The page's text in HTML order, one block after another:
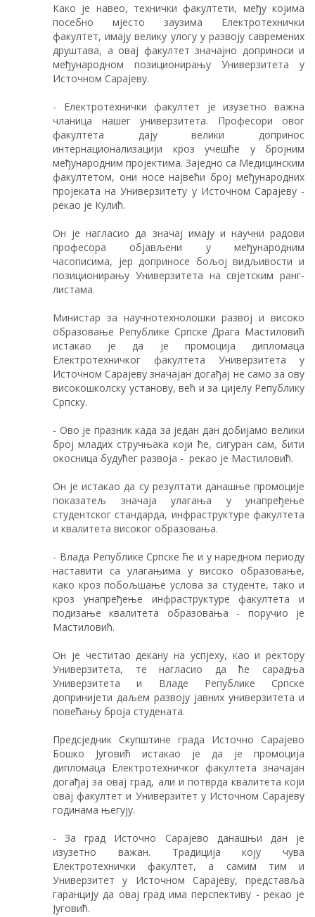
Како је навео, технички факултети, међу којима
посебно мјесто заузима Електротехнички
факултет, имају велику улогу у развоју савремених
друштава, а овај факултет значајно доприноси и
међународном позиционирању Универзитета у
Источном Сарајеву.
- Електротехнички факултет је изузетно важна
чланица нашег универзитета. Професори овог
факултета дају велики допринос
интернационализацији кроз учешће у бројним
међународним пројектима. Заједно са Медицинским
факултетом, они носе највећи број међународних
пројеката на Универзитету у Источном Сарајеву -
рекао је Кулић.
Он је нагласио да значај имају и научни радови
професора објављени у међународним
часописима, јер доприносе бољој видљивости и
позиционирању Универзитета на свјетским ранг-
листама.
Министар за научнотехнолошки развој и високо
образовање Републике Српске Драга Мастиловић
истакао је да је промоција дипломаца
Електротехничког факултета Универзитета у
Источном Сарајеву значајан догађај не само за ову
високошколску установу, већ и за цијелу Републику
Српску.
- Ово је празник када за један дан добијамо велики
број младих стручњака који ће, сигуран сам, бити
окосница будућег развоја - рекао је Мастиловић.
Он је истакао да су резултати данашње промоције
показатељ значаја улагања у унапређење
студентског стандарда, инфраструктуре факултета
и квалитета високог образовања.
- Влада Републике Српске ће и у наредном периоду
наставити са улагањима у високо образовање,
како кроз побољшање услова за студенте, тако и
кроз унапређење инфраструктуре факултета и
подизање квалитета образовања - поручио је
Мастиловић.
Он је честитао декану на успјеху, као и ректору
Универзитета, те нагласио да ће сарадња
Универзитета и Владе Републике Српске
допринијети даљем развоју јавних универзитета и
повећању броја студената.
Предсједник Скупштине града Источно Сарајево
Бошко Југовић истакао је да је промоција
дипломаца Електротехничког факултета значајан
догађај за овај град, али и потврда квалитета који
овај факултет и Универзитет у Источном Сарајеву
годинама његују.
- За град Источно Сарајево данашњи дан је
изузетно важан. Традиција коју чува
Електротехнички факултет, а самим тим и
Универзитет у Источном Сарајеву, представља
гаранцију да овај град има перспективу - рекао је
Југовић.